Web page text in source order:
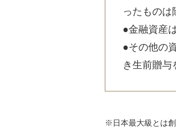
ったものは
●金融資産
●その他の
き生前贈与
※日本最大級とは創